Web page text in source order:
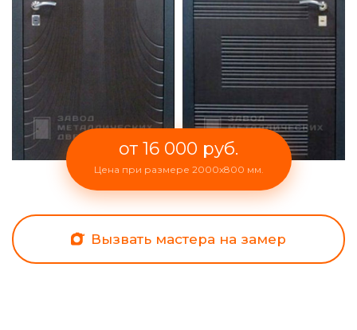
от 16 000 руб.
Цена при размере 2000x800 мм.
Вызвать мастера на замер